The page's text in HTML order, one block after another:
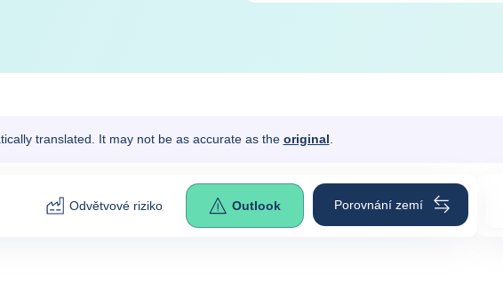
translated. It may not be as accurate as the original
Odvětvové riziko Outlook Porovnání zemí